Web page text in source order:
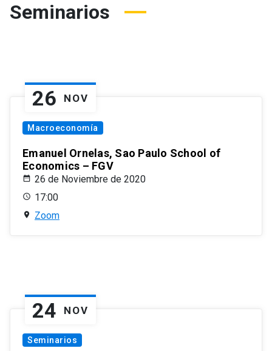
Seminarios
26 NOV
Macroeconomía
Emanuel Ornelas, Sao Paulo School of
Economics – FGV
26 de Noviembre de 2020
17:00
Zoom
24 NOV
Seminarios